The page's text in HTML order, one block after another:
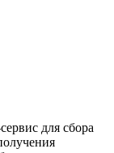
для сбора